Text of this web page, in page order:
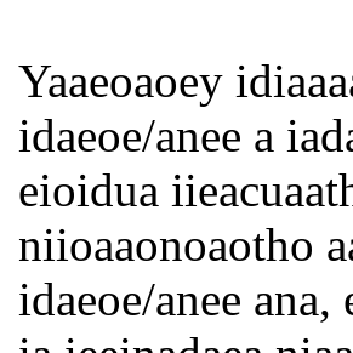
Yaaeoaoey
idaeoe/anee a
eioidua
niioaaonoaotho
idaeoe/anee